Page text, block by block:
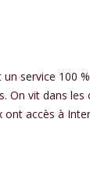
un service 100
On vit dans
ont accès à